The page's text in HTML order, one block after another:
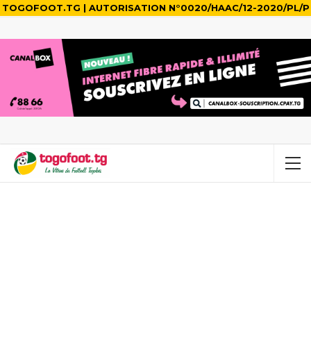
TOGOFOOT.TG | AUTORISATION N°0020/HAAC/12-2020/PL/P